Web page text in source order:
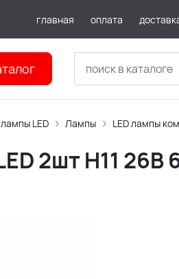
главная оплата
LED Лампы LED лампы
2шт H11